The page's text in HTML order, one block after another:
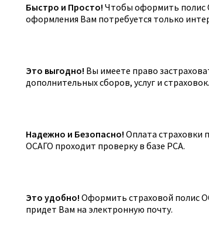
Быстро и Просто! Чтобы оформить полис
оформления Вам потребуется только
Это выгодно! Вы имеете право
дополнительных сборов, услуг и страховок.
Надежно и Безопасно! Оплата страховки
ОСАГО проходит проверку в базе РСА.
Это удобно! Оформить страховой полис
придет Вам на электронную почту.